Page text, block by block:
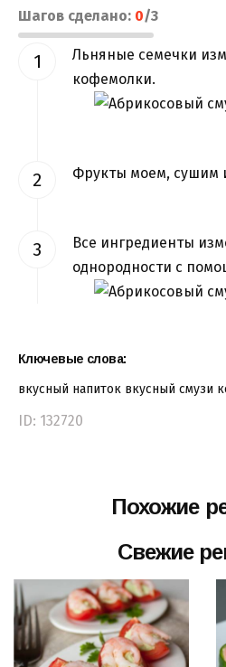
Шагов сделано: 0/3
Льняные семечки
кофемолки.
Фрукты моем, сушим
Все ингредиенты
однородности с
Ключевые слова:
вкусный напиток вкусный смузи
ID: 132720
Похожие
Свежие